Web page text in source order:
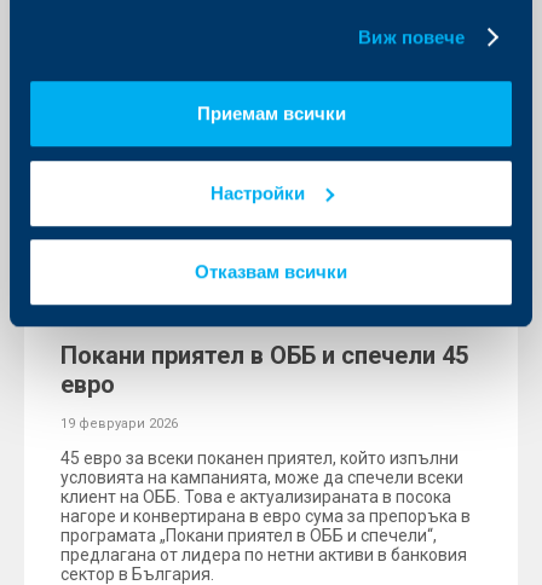
Виж повече
Приемам всички
Настройки
Отказвам всички
Съобщения за клиенти
Покани приятел в ОББ и спечели 45
евро
19 февруари 2026
45 евро за всеки поканен приятел, който изпълни
условията на кампанията, може да спечели всеки
клиент на ОББ. Това е актуализираната в посока
нагоре и конвертирана в евро сума за препоръка в
програмата „Покани приятел в ОББ и спечели“,
предлагана от лидера по нетни активи в банковия
сектор в България.